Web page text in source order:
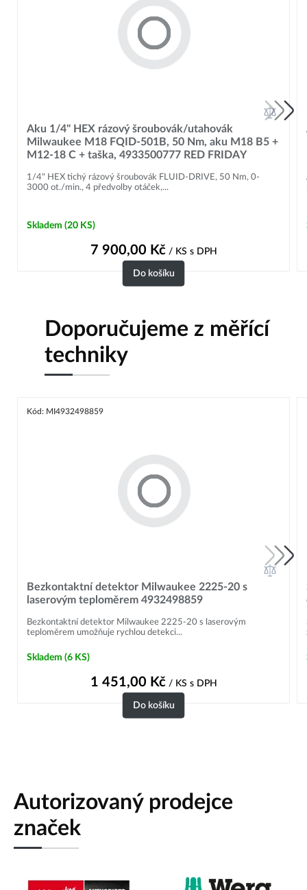
Aku 1/4" HEX rázový šroubovák/utahovák
Milwaukee M18 FQID-501B, 50 Nm, aku M18 B5 +
M12-18 C + taška, 4933500777 RED FRIDAY
1/4" HEX tichý rázový šroubovák FLUID-DRIVE, 50 Nm, 0-
3000 ot./min., 4 předvolby otáček,...
Skladem (20 KS)
7 900,00 Kč/ KS s DPH
Do košíku
Doporučujeme z měřící
techniky
Kód: MI4932498859
Bezkontaktní detektor Milwaukee 2225-20 s
laserovým teploměrem 4932498859
Bezkontaktní detektor Milwaukee 2225-20 s laserovým
teploměrem umožňuje rychlou detekci...
Skladem (6 KS)
1 451,00 Kč/ KS s DPH
Do košíku
Autorizovaný prodejce
značek